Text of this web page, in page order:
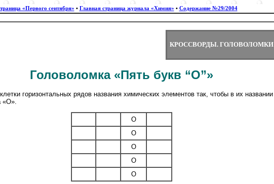
«Первого сентября» • Главная страница журнала «Химия» • Содержание №29/2004
КРОССВОРДЫ. ГОЛОВОЛОМКИ
Головоломка «Пять букв “О”»
горизонтальных рядов названия химических элементов так, чтобы в их названии
«О».
О
О
О
О
О